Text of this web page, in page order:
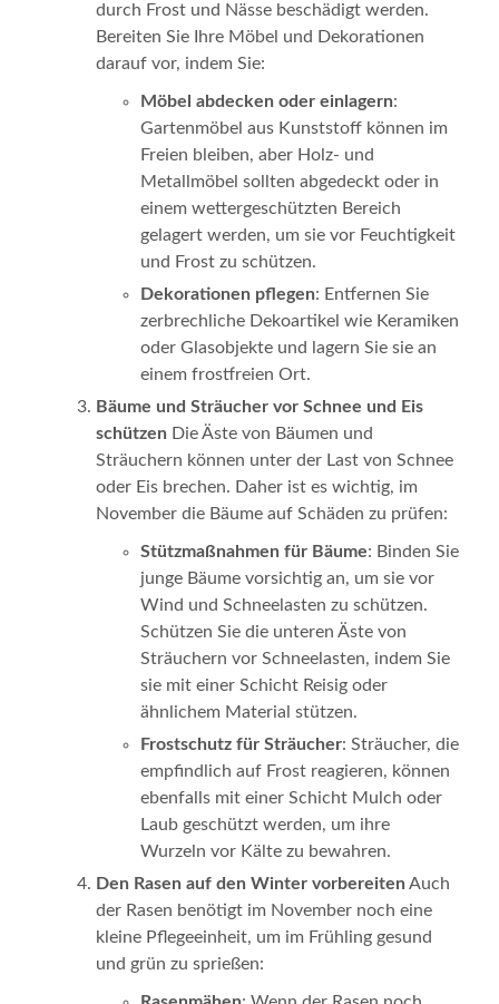
durch Frost und Nässe beschädigt werden.
Bereiten Sie Ihre Möbel und Dekorationen
darauf vor, indem Sie:
Möbel abdecken oder einlagern:
Gartenmöbel aus Kunststoff können im
Freien bleiben, aber Holz- und
Metallmöbel sollten abgedeckt oder in
einem wettergeschützten Bereich
gelagert werden, um sie vor Feuchtigkeit
und Frost zu schützen.
Dekorationen pflegen: Entfernen Sie
zerbrechliche Dekoartikel wie Keramiken
oder Glasobjekte und lagern Sie sie an
einem frostfreien Ort.
Bäume und Sträucher vor Schnee und Eis
schützen Die Äste von Bäumen und
Sträuchern können unter der Last von Schnee
oder Eis brechen. Daher ist es wichtig, im
November die Bäume auf Schäden zu prüfen:
Stützmaßnahmen für Bäume: Binden Sie
junge Bäume vorsichtig an, um sie vor
Wind und Schneelasten zu schützen.
Schützen Sie die unteren Äste von
Sträuchern vor Schneelasten, indem Sie
sie mit einer Schicht Reisig oder
ähnlichem Material stützen.
Frostschutz für Sträucher: Sträucher, die
empfindlich auf Frost reagieren, können
ebenfalls mit einer Schicht Mulch oder
Laub geschützt werden, um ihre
Wurzeln vor Kälte zu bewahren.
Den Rasen auf den Winter vorbereiten Auch
der Rasen benötigt im November noch eine
kleine Pflegeeinheit, um im Frühling gesund
und grün zu sprießen: